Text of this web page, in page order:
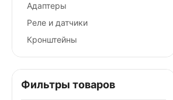
Адаптеры
Реле и датчики
Кронштейны
Фильтры товаров